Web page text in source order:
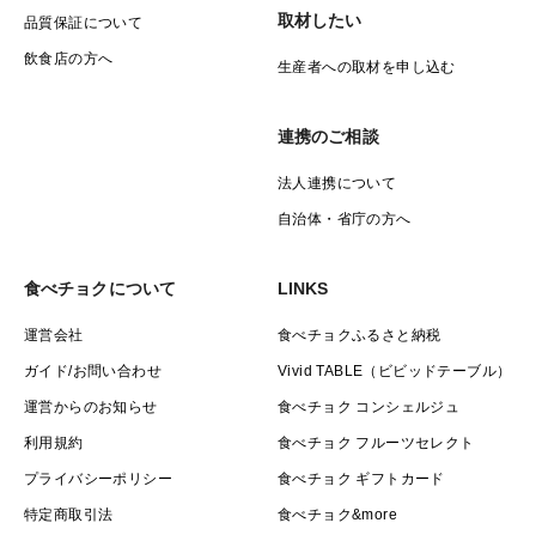
品質保証について
飲食店の方へ
取材したい
生産者への取材を申し込む
連携のご相談
法人連携について
自治体・省庁の方へ
食べチョクについて
運営会社
ガイド/お問い合わせ
運営からのお知らせ
利用規約
プライバシーポリシー
特定商取引法
LINKS
食べチョクふるさと納税
Vivid TABLE（ビビッドテーブル）
食べチョク コンシェルジュ
食べチョク フルーツセレクト
食べチョク ギフトカード
食べチョク&more